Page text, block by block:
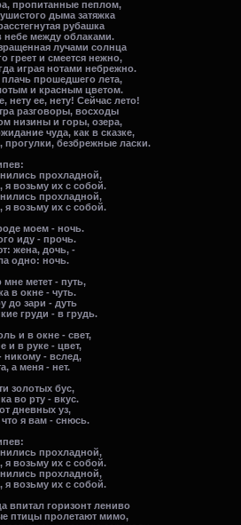
пропитанные пеплом,
дыма затяжка
рубашка
небе между облаками.
лучами солнца
греет и смеется нежно,
играя нотами небрежно.
прошедшего лета,
и красным цветом.
ее, нету! Сейчас лето!
разговоры, восходы
низины и горы, озера,
чуда, как в сказке,
безбрежные ласки.
прохладной,
я возьму их с собой.
прохладной,
я возьму их с собой.
моем - ночь.
иду - прочь.
жена, дочь, -
одно: ночь.
метет - путь,
в окне - чуть.
до зари - дуть
груди - в грудь.
и в окне - свет,
и в руке - цвет,
никому - вслед,
а меня - нет.
золотых бус,
во рту - вкус.
дневных уз,
я вам - снюсь.
прохладной,
я возьму их с собой.
прохладной,
я возьму их с собой.
впитал горизонт лениво
птицы пролетают мимо,